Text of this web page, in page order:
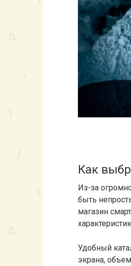
Как
Из-за
быть
магазин
Удобный
экрана,